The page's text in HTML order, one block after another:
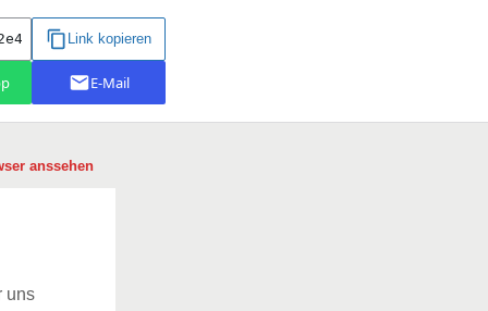
anssehen
uns